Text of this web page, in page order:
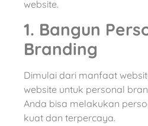
website.
1. Bangun
Branding
Dimulai dari manfaat
website untuk personal
Anda bisa melakukan
kuat dan terpercaya.